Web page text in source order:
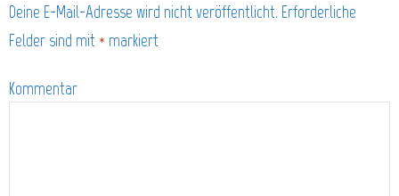
Deine E-Mail-Adresse wird nicht veröffentlicht. Erforderliche
Felder sind mit *markiert
Kommentar